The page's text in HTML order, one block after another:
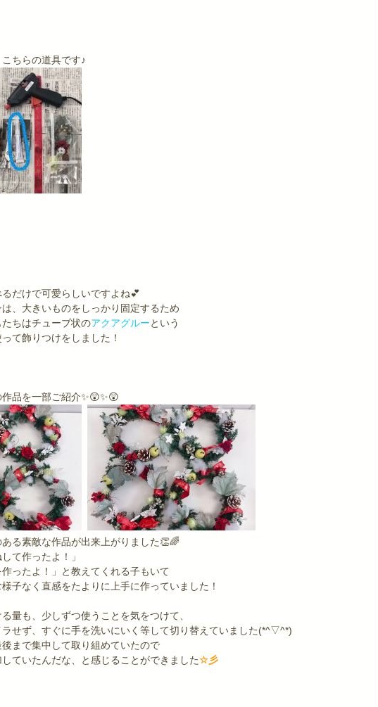
ちらの道具です♪
だけで可愛らしいですよね💕
、大きいものをしっかり固定するため
ちはチューブ状のアクアグルーという
て飾りつけをしました！
品を一部ご紹介✨😲✨😲
る素敵な作品が出来上がりました👏🌈
て作ったよ！」
作ったよ！」と教えてくれる子もいて
子なく直感をたよりに上手に作っていました！
量も、少しずつ使うことを気をつけて、
せず、すぐに手を洗いにいく等して切り替えていました(*^▽^*)
まで集中して取り組めていたので
ていたんだな、と感じることができました☆彡